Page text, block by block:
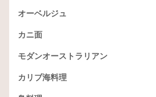
オーベルジュ
カニ面
モダンオーストラリアン
カリブ海料理